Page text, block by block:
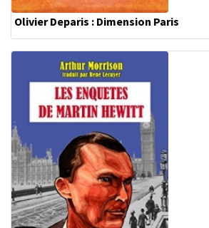
Olivier Deparis : Dimension Paris